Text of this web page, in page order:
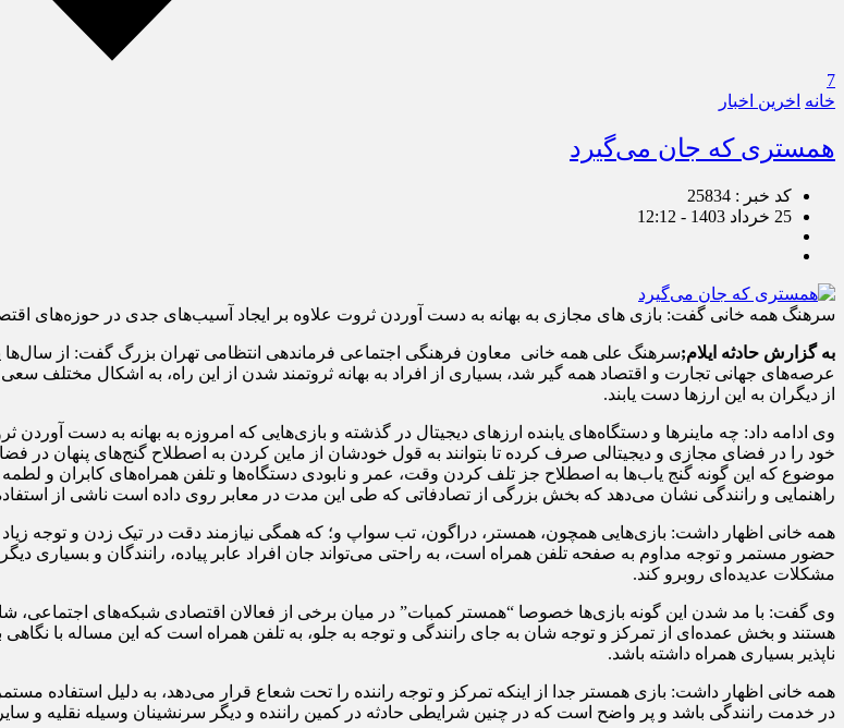
7
خانه اخرین اخبار
همستری که جان می‌گیرد
کد خبر : 25834
25 خرداد 1403 - 12:12
سرهنگ همه خانی گفت: بازی های مجازی به بهانه به دست آوردن ثروت علاوه بر ایجاد آسیب‌های جدی در حوزه‌های
به گزارش حادثه ایلام;سرهنگ علی همه خانی معاون فرهنگی اجتماعی فرماندهی انتظامی تهران بزرگ گفت: از سال‌ها
عرصه‌های جهانی تجارت و اقتصاد همه گیر شد، بسیاری از افراد به بهانه ثروتمند شدن از این راه، به اشکال مختلف
از دیگران به این ارز‌ها دست یابند.
وی ادامه داد: چه ماینر‌ها و دستگاه‌های یابنده ارز‌های دیجیتال در گذشته و بازی‌هایی که امروزه به بهانه به دست
خود را در فضای مجازی و دیجیتالی صرف کرده تا بتوانند به قول خودشان از ماین کردن به اصطلاح گنج‌های پنهان در
موضوع که این گونه گنج یاب‌ها به اصطلاح جز تلف کردن وقت، عمر و نابودی دستگاه‌ها و تلفن همراه‌های کابران و
راهنمایی و رانندگی نشان می‌دهد که بخش بزرگی از تصادفاتی که طی این مدت در معابر روی داده است ناشی از
همه خانی اظهار داشت: بازی‌هایی همچون، همستر، دراگون، تب سواپ و؛ که همگی نیازمند دقت در تیک زدن و توجه زیاد
حضور مستمر و توجه مداوم به صفحه تلفن همراه است، به راحتی می‌تواند جان افراد عابر پیاده، رانندگان و بسیاری دیگر
مشکلات عدیده‌ای روبرو کند.
وی گفت: با مد شدن این گونه بازی‌ها خصوصا “همستر کمبات” در میان برخی از فعالان اقتصادی شبکه‌های اجتماعی،
هستند و بخش عمده‌ای از تمرکز و توجه شان به جای رانندگی و توجه به جلو، به تلفن همراه است که این مساله با
ناپذیر بسیاری همراه داشته باشد.
همه خانی اظهار داشت: بازی همستر جدا از اینکه تمرکز و توجه راننده را تحت شعاع قرار می‌دهد، به دلیل استفاده
در خدمت رانندگی باشد و پر واضح است که در چنین شرایطی حادثه در کمین راننده و دیگر سرنشینان وسیله نقلیه و